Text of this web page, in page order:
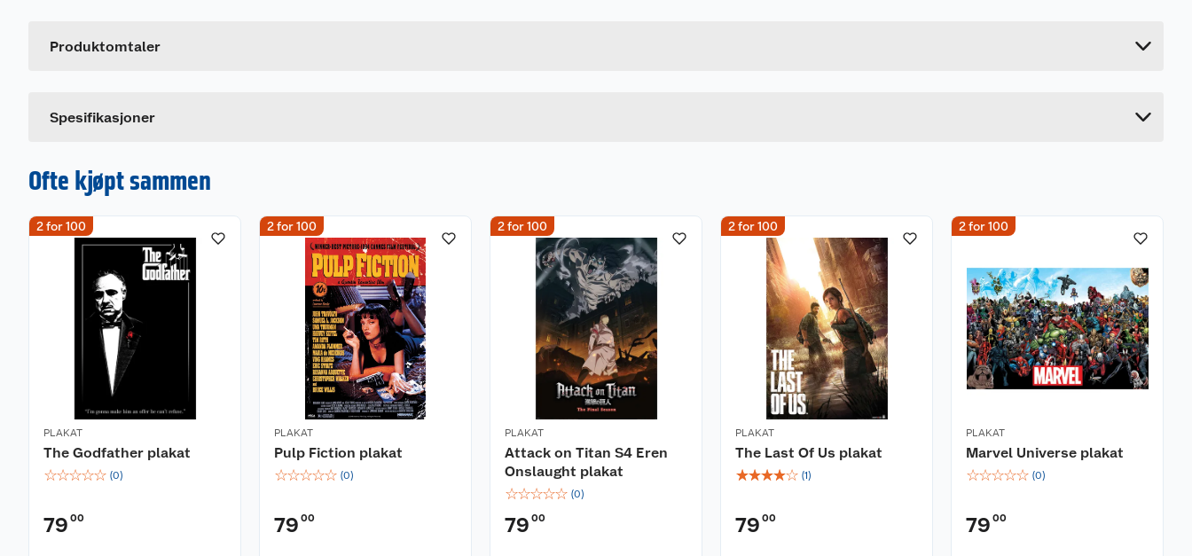
Produktomtaler
Spesifikasjoner
Leverandørens artikkelnummer
Ofte kjøpt sammen
2 for 100
PLAKAT
The Godfather plakat
☆☆☆☆☆ (0)
79 00
2 for 100
PLAKAT
Pulp Fiction plakat
☆☆☆☆☆ (0)
79 00
2 for 100
PLAKAT
Attack on Titan S4 Eren
Onslaught plakat
☆☆☆☆☆ (0)
79 00
2 for 100
PLAKAT
The Last Of Us plakat
☆☆☆☆☆ (1)
79 00
2 for 100
PLAKAT
Marvel Universe plakat
☆☆☆☆☆ (0)
79 00